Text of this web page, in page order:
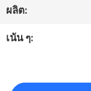
ขอ
ผลิต:
เน้น ๆ: